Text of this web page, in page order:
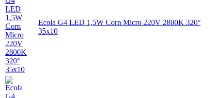
Ecola G4 LED 1,5W Corn Micro 220V 2800K 320°
35x10